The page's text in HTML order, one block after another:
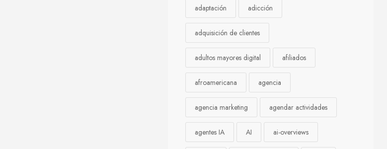
adaptación adicción
adquisición de clientes
adultos mayores digital afiliados
afroamericana agencia
agencia marketing agendar actividades
agentes IA AI ai-overviews